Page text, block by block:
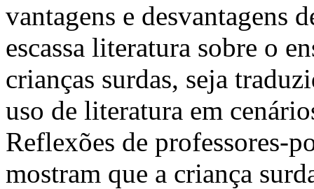
vantagens e desvantagens
escassa literatura sobre o
crianças surdas, seja
uso de literatura em
Reflexões de professores-
mostram que a criança